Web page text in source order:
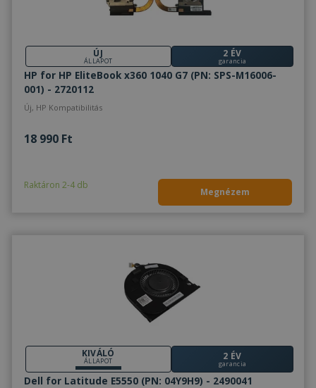
ÚJ
ÁLLAPOT
2 ÉV
garancia
HP for HP EliteBook x360 1040 G7 (PN: SPS-M16006-
001) - 2720112
Új, HP Kompatibilitás
18 990 Ft
Raktáron 2-4 db
Megnézem
KIVÁLÓ
ÁLLAPOT 2 ÉV
garancia
Dell for Latitude E5550 (PN: 04Y9H9) - 2490041